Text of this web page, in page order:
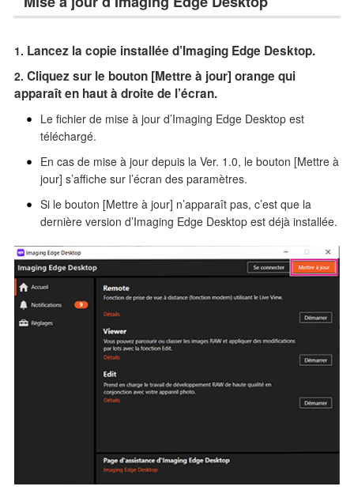
Taille du fichier: 26.9 Mo (Windows), 53.3 Mo (Mac)
20/11/2024
La version Imaging Edge Desktop (Remote/Viewer/Edit) 3.8.00
est lancée.
Ajout de la prise en charge pour ILCE-1M2.
Vous pouvez désormais sélectionner le GPU pour le
traitement composite des images RAW composite.
Ajout de la prise en charge pour macOS 14, 15.
Cette mise à jour est nécessaire pour le maintien de la
conformité du produit.
Taille du fichier: 27.0 Mo (Windows), 53.3 Mo (Mac)
23/7/2024
La version Imaging Edge Desktop (Remote/Viewer/Edit) 3.7.02
est lancée.
Résolution de certains problèmes.
Cette mise à jour est nécessaire pour le maintien de la
conformité du produit.
Taille du fichier: 18.8 Mo(Windows), 24.5 Mo(Mac)
Cette mise à jour est nécessaire pour le maintien de la
conformité du produit.
Lancez la copie installée d’Imaging Edge Desktop.
Cliquez sur le bouton [Mettre à jour] orange qui
apparaît en haut à droite de l’écran.
Le fichier de mise à jour d’Imaging Edge Desktop est
téléchargé.
En cas de mise à jour depuis la Ver. 1.0, le bouton [Mettre à
jour] s’affiche sur l’écran des paramètres.
Si le bouton [Mettre à jour] n’apparaît pas, c’est que la
dernière version d’Imaging Edge Desktop est déjà installée.